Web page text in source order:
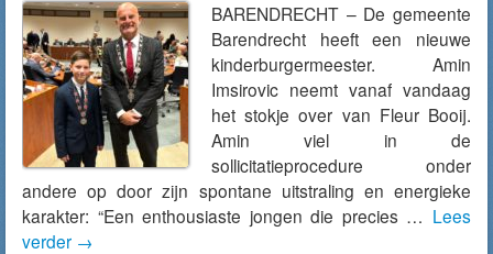
BARENDRECHT – De gemeente
Barendrecht heeft een nieuwe
kinderburgermeester. Amin
Imsirovic neemt vanaf vandaag
het stokje over van Fleur Booij.
Amin viel in de
sollicitatieprocedure onder
andere op door zijn spontane uitstraling en energieke
karakter: “Een enthousiaste jongen die precies … Lees
verder →